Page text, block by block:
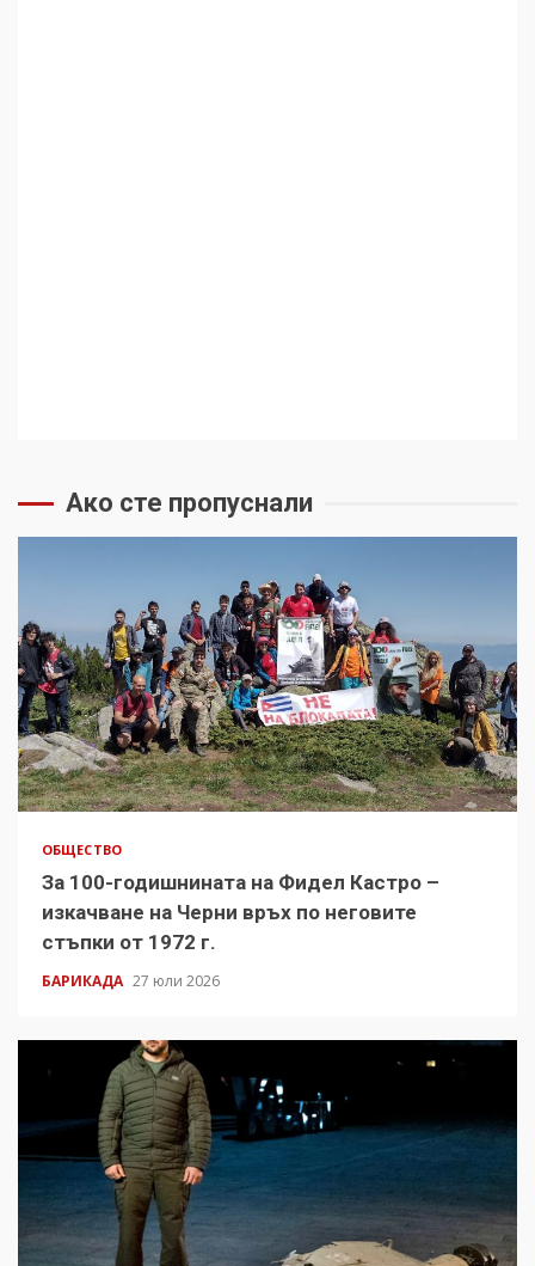
Ако сте пропуснали
ОБЩЕСТВО
За 100-годишнината на Фидел Кастро –
изкачване на Черни връх по неговите
стъпки от 1972 г.
БАРИКАДА 27 юли 2026